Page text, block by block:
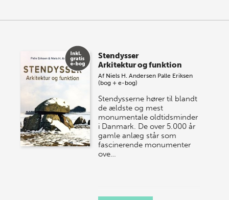
Stendysser
Arkitektur og funktion
Af Niels H. Andersen Palle Eriksen
(bog + e-bog)
Stendysserne hører til blandt
de ældste og mest
monumentale oldtidsminder
i Danmark. De over 5.000 år
gamle anlæg står som
fascinerende monumenter
ove…